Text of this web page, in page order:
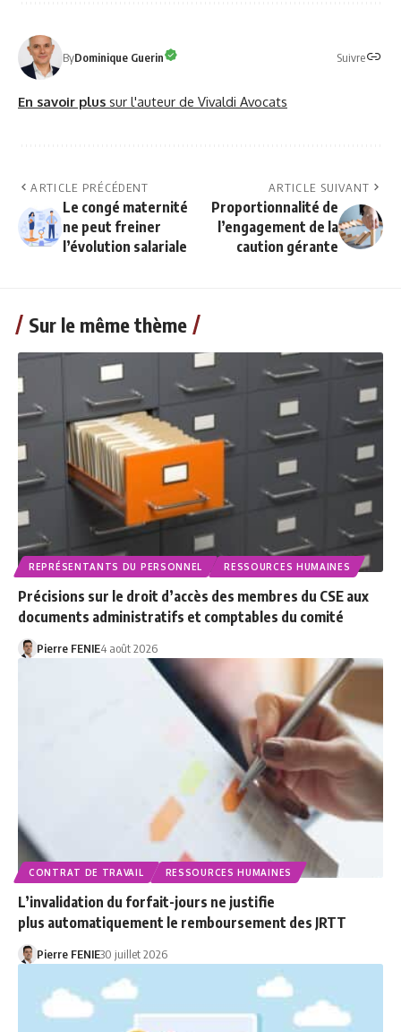
ByDominique Guerin Suivre
En savoir plus sur l'auteur de Vivaldi Avocats
ARTICLE PRÉCÉDENT
Le congé maternité
ne peut freiner
l’évolution salariale
ARTICLE SUIVANT
Proportionnalité de
l’engagement de la
caution gérante
Sur le même thème
REPRÉSENTANTS DU PERSONNEL RESSOURCES HUMAINES
Précisions sur le droit d’accès des membres du CSE aux
documents administratifs et comptables du comité
Pierre FENIE4 août 2026
CONTRAT DE TRAVAIL RESSOURCES HUMAINES
L’invalidation du forfait-jours ne justifie
plus automatiquement le remboursement des JRTT
Pierre FENIE30 juillet 2026